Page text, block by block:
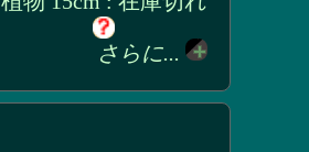
さらに...